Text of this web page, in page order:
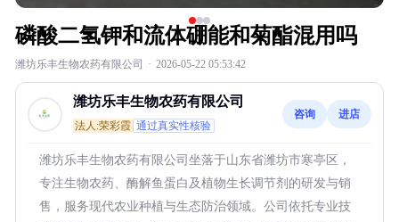
磷酸二氢钾和流体硼能和菊酯混用吗
潍坊乐丰生物农药有限公司 · 2026-05-22 05:53:42
潍坊乐丰生物农药有限公司
法人:荣彩霞 通过真实性核验
咨询 进店
潍坊乐丰生物农药有限公司坐落于山东省潍坊市寒亭区，
专注生物农药、酶解鱼蛋白及植物生长调节剂的研发与销
售，服务现代农业种植与生态防治领域。公司依托专业技